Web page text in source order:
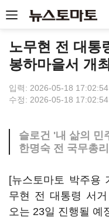
노무현 전 대통
봉하마을서 개최
입력: 2026-05-18 17:02:54
수정: 2026-05-18 17:02:54
슬로건 '내 삶의 민
한명숙 전 국무총
[뉴스토마토 박주용
무현 전 대통령 서
오는 23일 진행될 예